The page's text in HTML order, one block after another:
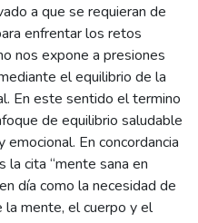
a que se requieran de
enfrentar los retos
nos expone a presiones
el equilibrio de la
En este sentido el termino
de equilibrio saludable
En concordancia
cita “mente sana en
día como la necesidad de
la mente, el cuerpo y el